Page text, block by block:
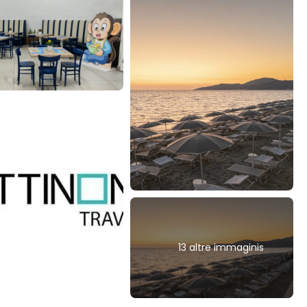
13 altre immaginis